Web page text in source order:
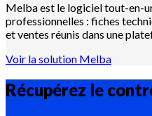
Melba est le logiciel tout-en-
professionnelles : fiches
et ventes réunis dans une
Voir la solution Melba
Récupérez le